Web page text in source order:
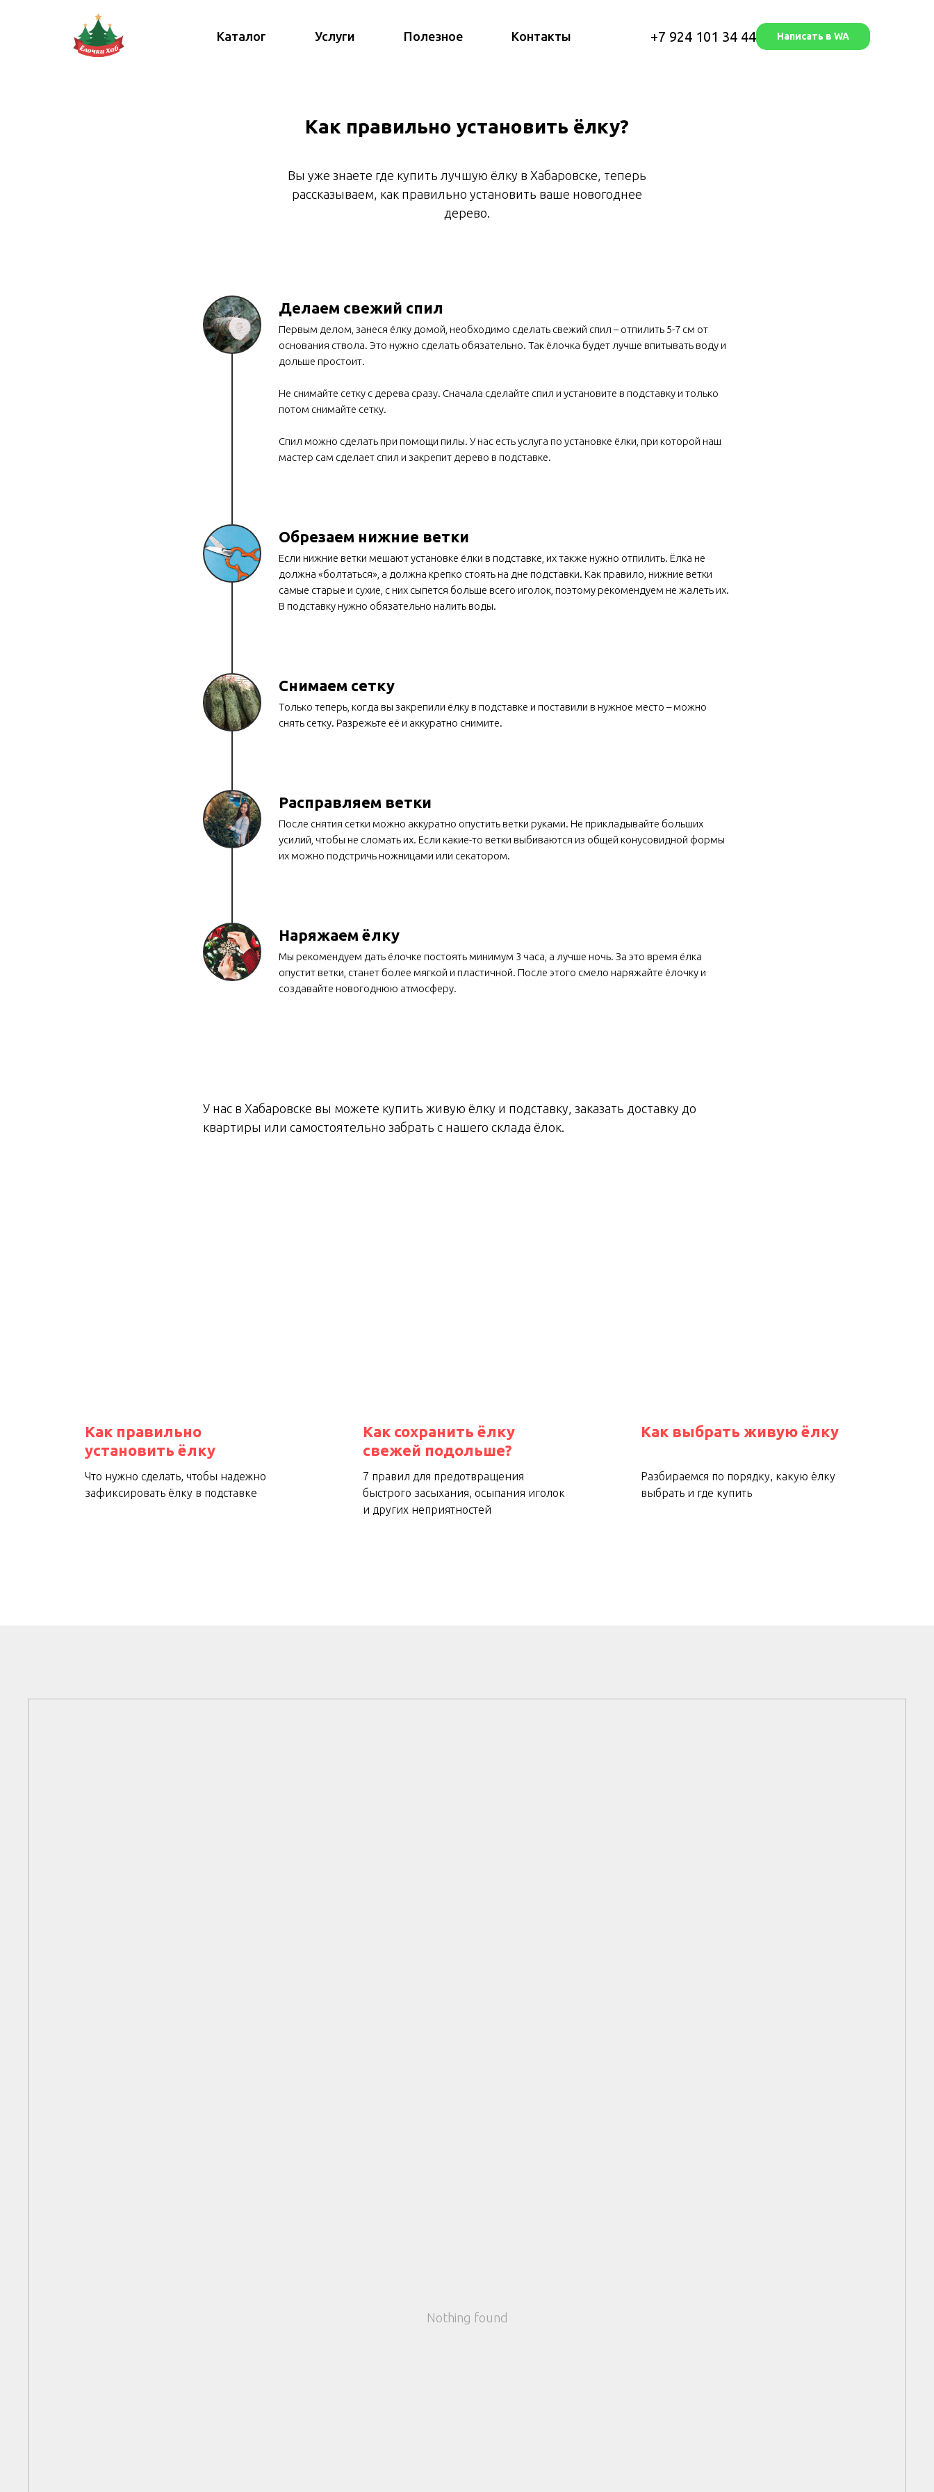
Каталог Услуги Полезное Контакты +7 924 101 34 44 Написать в WA
Как правильно установить ёлку?
Вы уже знаете где купить лучшую ёлку в Хабаровске, теперь
рассказываем, как правильно установить ваше новогоднее
дерево.
Делаем свежий спил
Первым делом, занеся ёлку домой, необходимо сделать свежий спил – отпилить 5-7 см от
основания ствола. Это нужно сделать обязательно. Так ёлочка будет лучше впитывать воду и
дольше простоит.
Не снимайте сетку с дерева сразу. Сначала сделайте спил и установите в подставку и только
потом снимайте сетку.
Спил можно сделать при помощи пилы. У нас есть услуга по установке ёлки, при которой наш
мастер сам сделает спил и закрепит дерево в подставке.
Обрезаем нижние ветки
Если нижние ветки мешают установке ёлки в подставке, их также нужно отпилить. Ёлка не
должна «болтаться», а должна крепко стоять на дне подставки. Как правило, нижние ветки
самые старые и сухие, с них сыпется больше всего иголок, поэтому рекомендуем не жалеть их.
В подставку нужно обязательно налить воды.
Снимаем сетку
Только теперь, когда вы закрепили ёлку в подставке и поставили в нужное место – можно
снять сетку. Разрежьте её и аккуратно снимите.
Расправляем ветки
После снятия сетки можно аккуратно опустить ветки руками. Не прикладывайте больших
усилий, чтобы не сломать их. Если какие-то ветки выбиваются из общей конусовидной формы
их можно подстричь ножницами или секатором.
Наряжаем ёлку
Мы рекомендуем дать ёлочке постоять минимум 3 часа, а лучше ночь. За это время ёлка
опустит ветки, станет более мягкой и пластичной. После этого смело наряжайте ёлочку и
создавайте новогоднюю атмосферу.
У нас в Хабаровске вы можете купить живую ёлку и подставку, заказать доставку до
квартиры или самостоятельно забрать с нашего склада ёлок.
Как правильно
установить ёлку
Что нужно сделать, чтобы надежно
зафиксировать ёлку в подставке
Как сохранить ёлку
свежей подольше?
7 правил для предотвращения
быстрого засыхания, осыпания иголок
и других неприятностей
Как выбрать живую ёлку
Разбираемся по порядку, какую ёлку
выбрать и где купить
Nothing found